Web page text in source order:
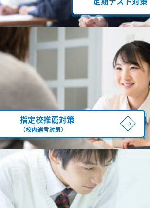
指定校推薦対策
（校内選考対策）